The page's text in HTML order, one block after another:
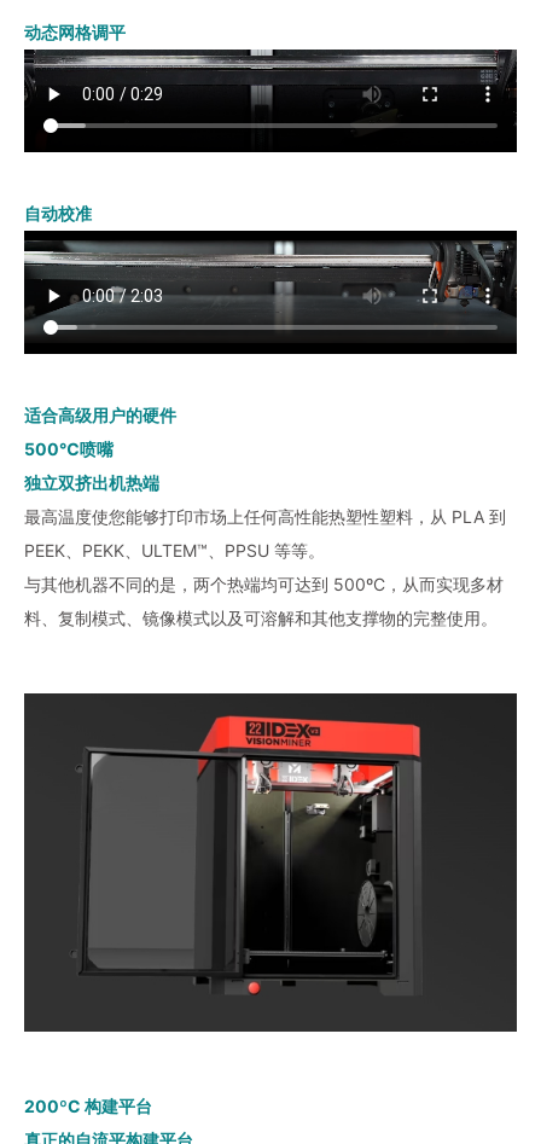
动态网格调平
自动校准
适合高级用户的硬件
500℃喷嘴
独立双挤出机热端
最高温度使您能够打印市场上任何高性能热塑性塑料，从 PLA 到
PEEK、PEKK、ULTEM™、PPSU 等等。
与其他机器不同的是，两个热端均可达到 500ºC，从而实现多材
料、复制模式、镜像模式以及可溶解和其他支撑物的完整使用。
200ºC 构建平台